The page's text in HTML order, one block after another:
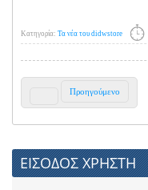
Κατηγορία: Τα νέα του didwstore
Προηγούμενο
ΕΙΣΟΔΟΣ ΧΡΗΣΤΗ